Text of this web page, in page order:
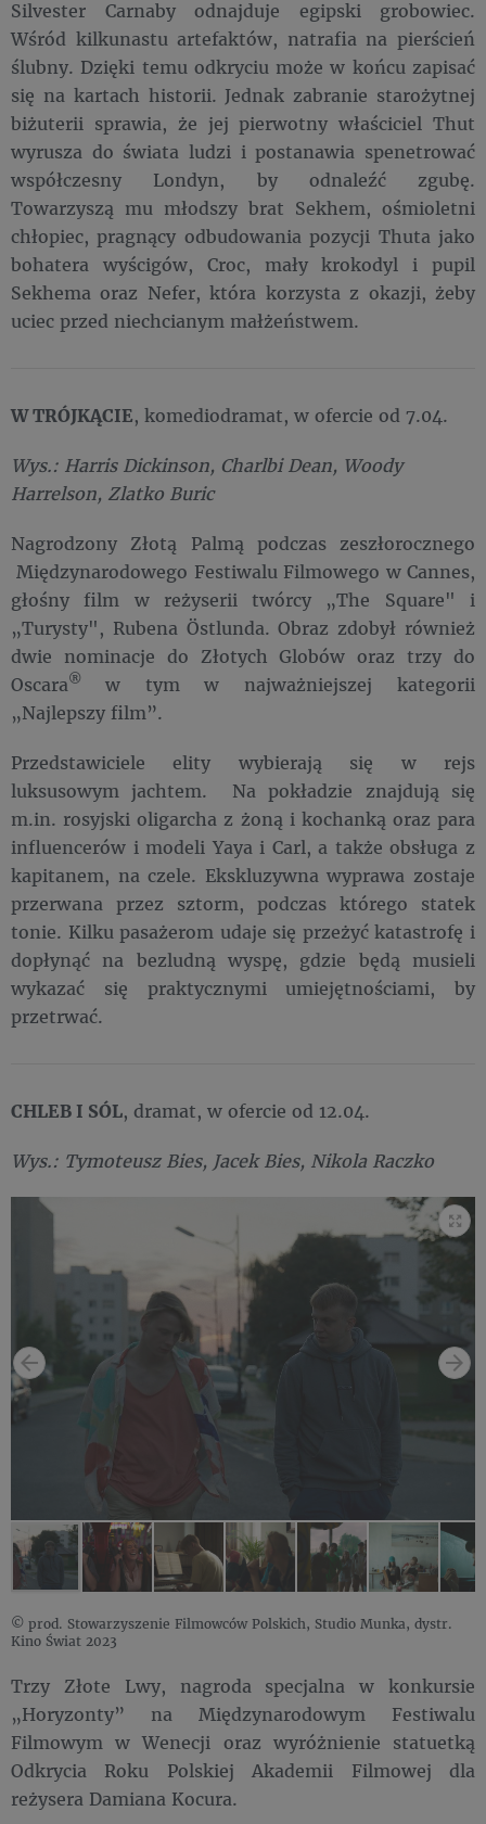
Silvester Carnaby odnajduje egipski grobowiec.
Wśród kilkunastu artefaktów, natrafia na pierścień
ślubny. Dzięki temu odkryciu może w końcu zapisać
się na kartach historii. Jednak zabranie starożytnej
biżuterii sprawia, że jej pierwotny właściciel Thut
wyrusza do świata ludzi i postanawia spenetrować
współczesny Londyn, by odnaleźć zgubę.
Towarzyszą mu młodszy brat Sekhem, ośmioletni
chłopiec, pragnący odbudowania pozycji Thuta jako
bohatera wyścigów, Croc, mały krokodyl i pupil
Sekhema oraz Nefer, która korzysta z okazji, żeby
uciec przed niechcianym małżeństwem.
W TRÓJKĄCIE, komediodramat, w ofercie od 7.04.
Wys.: Harris Dickinson, Charlbi Dean, Woody
Harrelson, Zlatko Buric
Nagrodzony Złotą Palmą podczas zeszłorocznego
Międzynarodowego Festiwalu Filmowego w Cannes,
głośny film w reżyserii twórcy „The Square" i
„Turysty", Rubena Östlunda. Obraz zdobył również
dwie nominacje do Złotych Globów oraz trzy do
Oscara® w tym w najważniejszej kategorii
„Najlepszy film”.
Przedstawiciele elity wybierają się w rejs
luksusowym jachtem. Na pokładzie znajdują się
m.in. rosyjski oligarcha z żoną i kochanką oraz para
influencerów i modeli Yaya i Carl, a także obsługa z
kapitanem, na czele. Ekskluzywna wyprawa zostaje
przerwana przez sztorm, podczas którego statek
tonie. Kilku pasażerom udaje się przeżyć katastrofę i
dopłynąć na bezludną wyspę, gdzie będą musieli
wykazać się praktycznymi umiejętnościami, by
przetrwać.
CHLEB I SÓL, dramat, w ofercie od 12.04.
Wys.: Tymoteusz Bies, Jacek Bies, Nikola Raczko
© prod. Stowarzyszenie Filmowców Polskich, Studio Munka, dystr.
Kino Świat 2023
Trzy Złote Lwy, nagroda specjalna w konkursie
„Horyzonty” na Międzynarodowym Festiwalu
Filmowym w Wenecji oraz wyróżnienie statuetką
Odkrycia Roku Polskiej Akademii Filmowej dla
reżysera Damiana Kocura.